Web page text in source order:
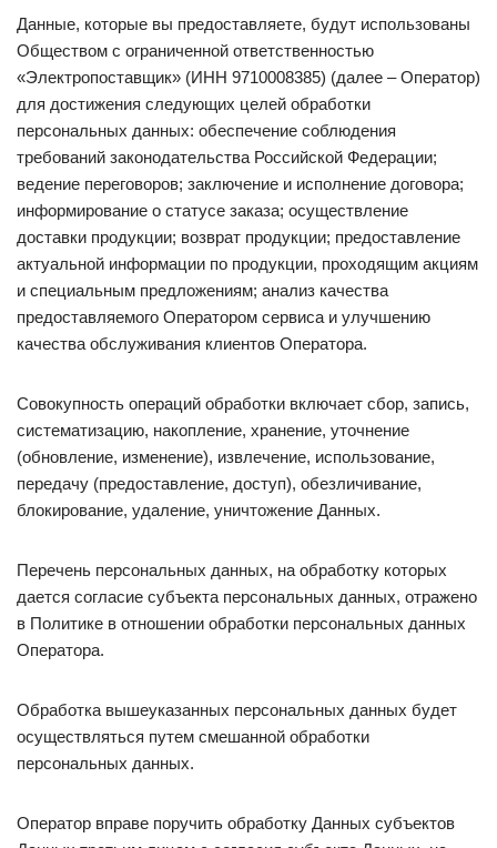
Данные, которые вы предоставляете, будут использованы
Обществом с ограниченной ответственностью
«Электропоставщик» (ИНН 9710008385) (далее – Оператор)
для достижения следующих целей обработки
персональных данных: обеспечение соблюдения
требований законодательства Российской Федерации;
ведение переговоров; заключение и исполнение договора;
информирование о статусе заказа; осуществление
доставки продукции; возврат продукции; предоставление
актуальной информации по продукции, проходящим акциям
и специальным предложениям; анализ качества
предоставляемого Оператором сервиса и улучшению
качества обслуживания клиентов Оператора.
Совокупность операций обработки включает сбор, запись,
систематизацию, накопление, хранение, уточнение
(обновление, изменение), извлечение, использование,
передачу (предоставление, доступ), обезличивание,
блокирование, удаление, уничтожение Данных.
Перечень персональных данных, на обработку которых
дается согласие субъекта персональных данных, отражено
в Политике в отношении обработки персональных данных
Оператора.
Обработка вышеуказанных персональных данных будет
осуществляться путем смешанной обработки
персональных данных.
Оператор вправе поручить обработку Данных субъектов